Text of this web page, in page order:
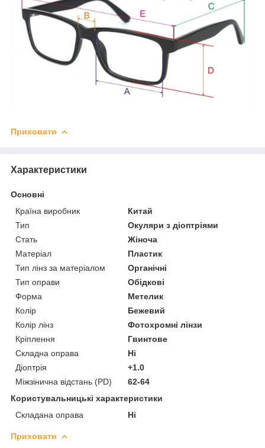
Приховати
Характеристики
Основні
Країна виробник
Китай
Тип
Окуляри з діоптріями
Стать
Жіноча
Матеріал
Пластик
Тип лінз за матеріалом
Органічні
Тип оправи
Обідкові
Форма
Метелик
Колір
Бежевий
Колір лінз
Фотохромні лінзи
Кріплення
Гвинтове
Складна оправа
Ні
Діоптрія
+1.0
Міжзінична відстань (PD)
62-64
Користувальницькі характеристики
Складана оправа
Ні
Приховати